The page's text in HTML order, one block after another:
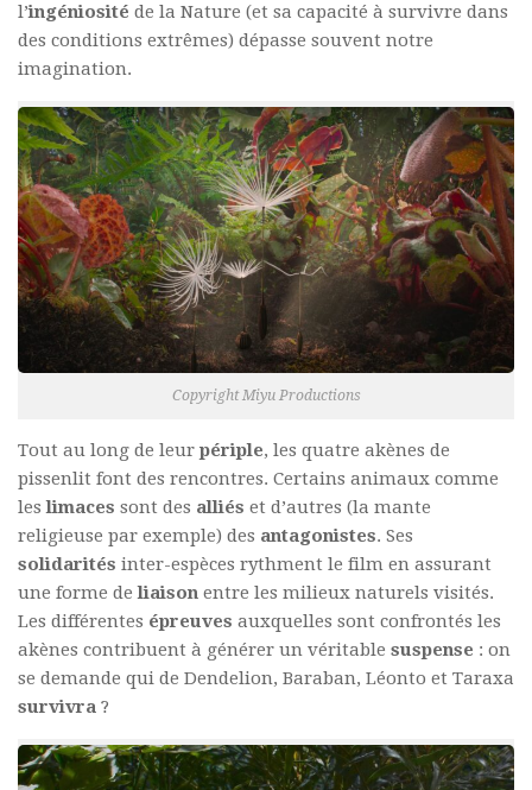
l’ingéniosité de la Nature (et sa capacité à survivre dans
des conditions extrêmes) dépasse souvent notre
imagination.
Copyright Miyu Productions
Tout au long de leur périple, les quatre akènes de
pissenlit font des rencontres. Certains animaux comme
leslimaces sont des alliés et d’autres (la mante
religieuse par exemple) des antagonistes. Ses
solidarités inter-espèces rythment le film en assurant
une forme deliaison entre les milieux naturels visités.
Les différentes épreuves auxquelles sont confrontés les
akènes contribuent à générer un véritable suspense : on
se demande qui de Dendelion, Baraban, Léonto et Taraxa
survivra ?